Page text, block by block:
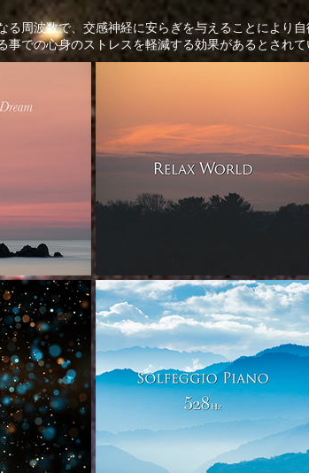
る周波数で、交感神経に安らぎを与えることにより
での心身のストレスを軽減する効果があるとされて